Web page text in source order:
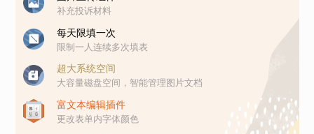
补充投诉材料
每天限填一次
限制一人连续多次填表
超大系统空间
大容量磁盘空间，智能管理图片文档
富文本编辑插件
更改表单内字体颜色